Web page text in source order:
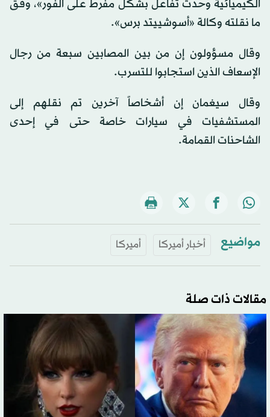
الكيميائية وحدث تفاعل بشكل مفرط على الفور»، وفق
ما نقلته وكالة «أسوشييتد برس».
وقال مسؤولون إن من بين المصابين سبعة من رجال
الإسعاف الذين استجابوا للتسرب.
وقال سيغمان إن أشخاصاً آخرين تم نقلهم إلى
المستشفيات في سيارات خاصة حتى في إحدى
الشاحنات القمامة.
مواضيع أخبار أميركا أميركا
مقالات ذات صلة